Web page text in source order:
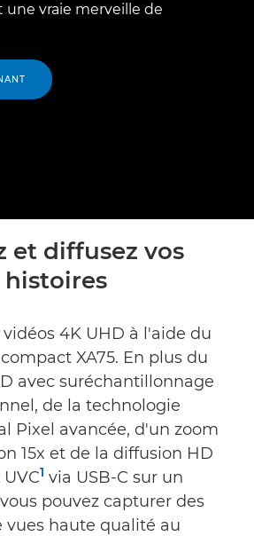
une vraie merveille de
et diffusez vos
histoires
vidéos 4K UHD à l'aide du
XA75. En plus du
avec suréchantillonnage
de la technologie
Pixel avancée, d'un zoom
15x et de la diffusion HD
1 via USB-C sur un
pouvez capturer des
vues haute qualité au